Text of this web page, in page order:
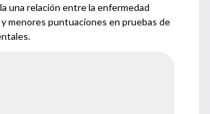
una relación entre la enfermedad
menores puntuaciones en pruebas de